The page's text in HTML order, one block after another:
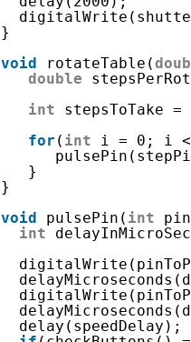
}
void
rotateTable(
double
int
stepsToTake
for ( int
i = 0; i <
}
}
void
pulsePin( int
int
delay(speedDelay);